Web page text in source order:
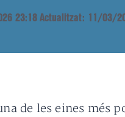
23:18 Actualitzat: 11/03/
de les eines més